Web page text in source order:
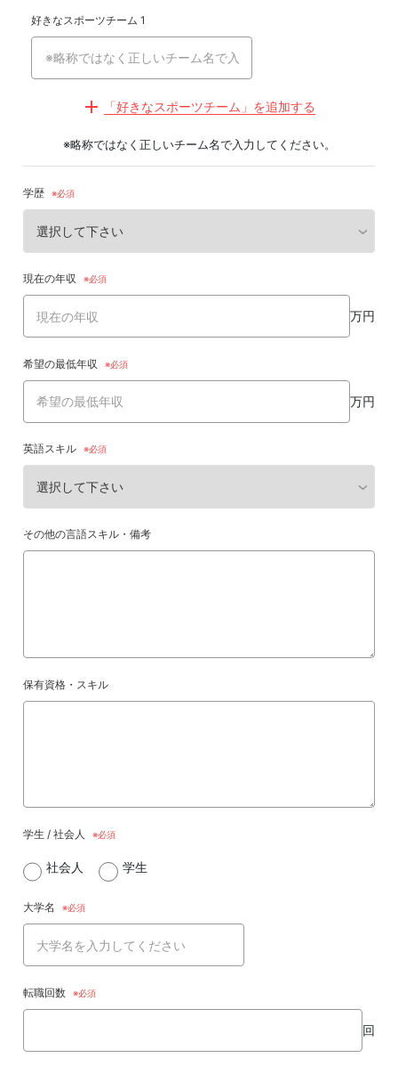
好きなスポーツチーム 1
「好きなスポーツチーム」を追加する
※略称ではなく正しいチーム名で入力してください。
学歴
現在の年収
万円
希望の最低年収
万円
英語スキル
その他の言語スキル・備考
保有資格・スキル
学生 / 社会人
社会人 学生
大学名
転職回数
回